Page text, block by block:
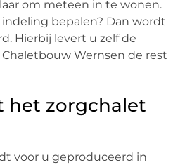
om meteen in te wonen.
bepalen? Dan wordt
Hierbij levert u zelf de
Wernsen de rest
het zorgchalet
voor u geproduceerd in